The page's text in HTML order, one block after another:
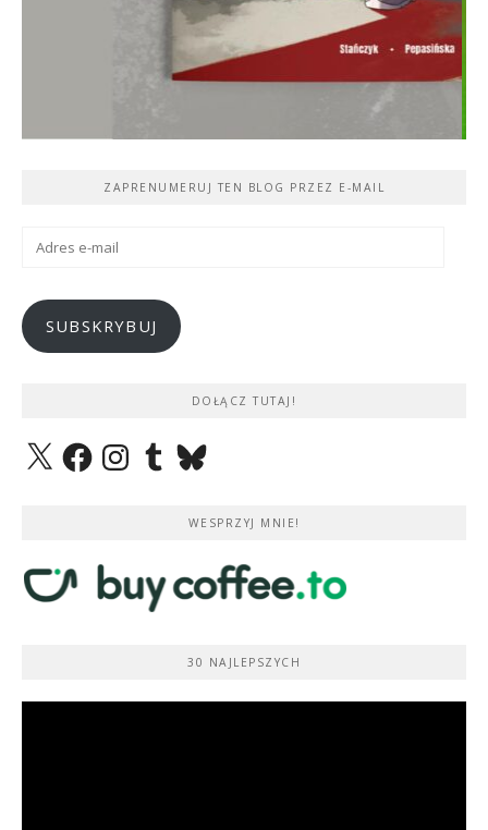
ZAPRENUMERUJ TEN BLOG PRZEZ E-MAIL
Adres
SUBSKRYBUJ
DOŁĄCZ TUTAJ!
X FacebookInstagramTumblrBluesky
WESPRZYJ MNIE!
30 NAJLEPSZYCH